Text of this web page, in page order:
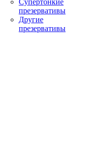
Супертонкие
презервативы
Другие
презервативы